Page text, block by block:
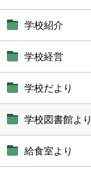
学校紹介
学校経営
学校だより
学校図書館より
給食室より